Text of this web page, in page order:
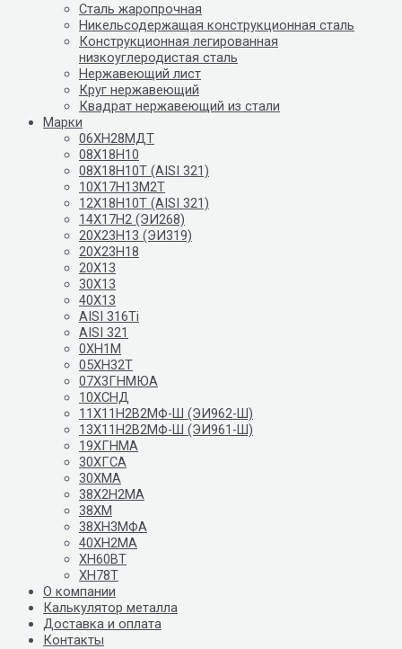
Сталь жаропрочная
Никельсодержащая конструкционная сталь
Конструкционная легированная
низкоуглеродистая сталь
Нержавеющий лист
Круг нержавеющий
Квадрат нержавеющий из стали
Марки
06ХН28МДТ
08Х18Н10
08Х18Н10Т (AISI 321)
10Х17Н13М2Т
12Х18Н10Т (AISI 321)
14Х17Н2 (ЭИ268)
20Х23Н13 (ЭИ319)
20Х23Н18
20Х13
30Х13
40Х13
AISI 316Ti
AISI 321
0ХН1М
05ХН32Т
07Х3ГНМЮА
10ХСНД
11Х11Н2В2МФ-Ш (ЭИ962-Ш)
13Х11Н2В2МФ-Ш (ЭИ961-Ш)
19ХГНМА
30ХГСА
30ХМА
38Х2Н2МА
38ХМ
38ХН3МФА
40ХН2МА
ХН60ВТ
ХН78Т
О компании
Калькулятор металла
Доставка и оплата
Контакты